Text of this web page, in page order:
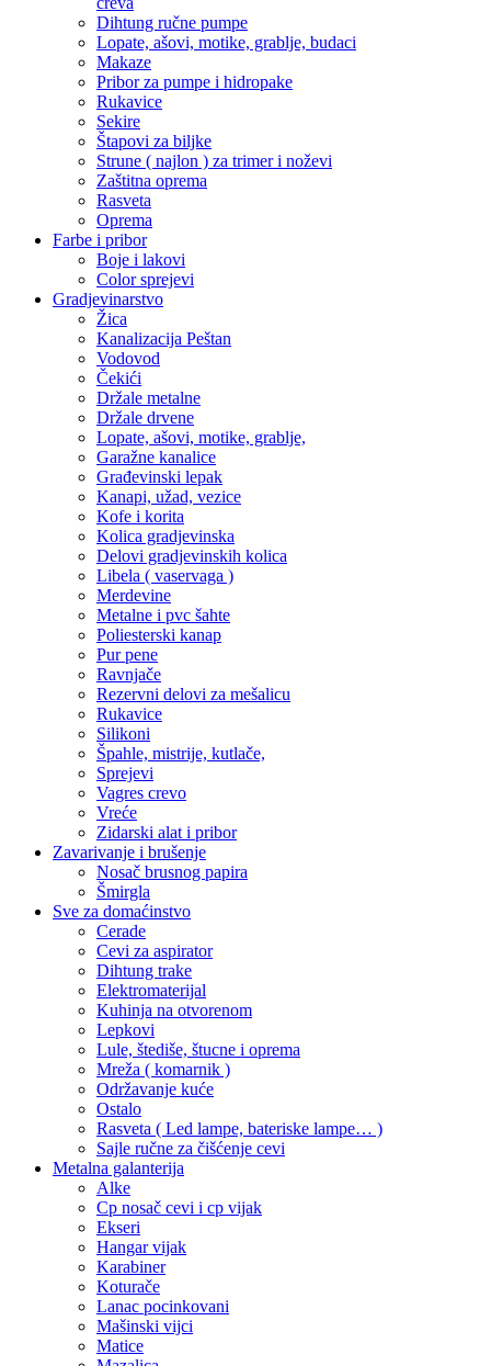
Dihtung ručne pumpe
Lopate, ašovi, motike, grablje, budaci
Makaze
Pribor za pumpe i hidropake
Rukavice
Sekire
Štapovi za biljke
Strune ( najlon ) za trimer i noževi
Zaštitna oprema
Rasveta
Oprema
Farbe i pribor
Boje i lakovi
Color sprejevi
Gradjevinarstvo
Žica
Kanalizacija Peštan
Vodovod
Čekići
Držale metalne
Držale drvene
Lopate, ašovi, motike, grablje,
Garažne kanalice
Građevinski lepak
Kanapi, užad, vezice
Kofe i korita
Kolica gradjevinska
Delovi gradjevinskih kolica
Libela ( vaservaga )
Merdevine
Metalne i pvc šahte
Poliesterski kanap
Pur pene
Ravnjače
Rezervni delovi za mešalicu
Rukavice
Silikoni
Špahle, mistrije, kutlače,
Sprejevi
Vagres crevo
Vreće
Zidarski alat i pribor
Zavarivanje i brušenje
Nosač brusnog papira
Šmirgla
Sve za domaćinstvo
Cerade
Cevi za aspirator
Dihtung trake
Elektromaterijal
Kuhinja na otvorenom
Lepkovi
Lule, štediše, štucne i oprema
Mreža ( komarnik )
Održavanje kuće
Ostalo
Rasveta ( Led lampe, bateriske lampe… )
Sajle ručne za čišćenje cevi
Metalna galanterija
Alke
Cp nosač cevi i cp vijak
Ekseri
Hangar vijak
Karabiner
Koturače
Lanac pocinkovani
Mašinski vijci
Matice